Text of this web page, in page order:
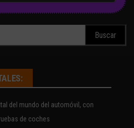
del mundo del automóvil, con
de coches